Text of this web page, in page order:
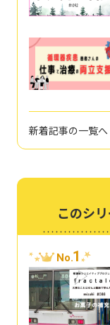
新着記事の一覧へ
このシ
No.1